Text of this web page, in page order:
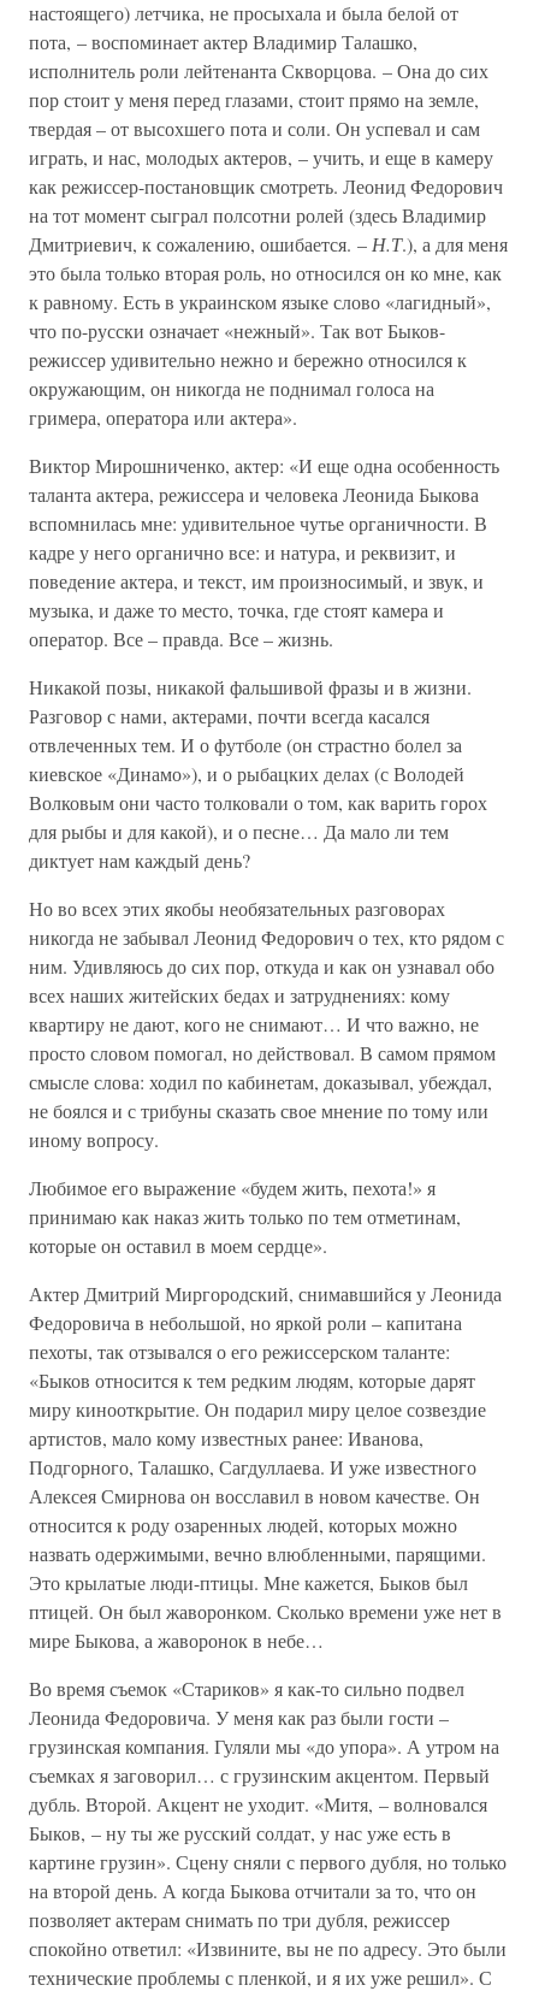
настоящего) летчика, не просыхала и была белой от
пота, – воспоминает актер Владимир Талашко,
исполнитель роли лейтенанта Скворцова. – Она до сих
пор стоит у меня перед глазами, стоит прямо на земле,
твердая – от высохшего пота и соли. Он успевал и сам
играть, и нас, молодых актеров, – учить, и еще в камеру
как режиссер-постановщик смотреть. Леонид Федорович
на тот момент сыграл полсотни ролей (здесь Владимир
Дмитриевич, к сожалению, ошибается. – Н.Т.), а для меня
это была только вторая роль, но относился он ко мне, как
к равному. Есть в украинском языке слово «лагидный»,
что по-русски означает «нежный». Так вот Быков-
режиссер удивительно нежно и бережно относился к
окружающим, он никогда не поднимал голоса на
гримера, оператора или актера».
Виктор Мирошниченко, актер: «И еще одна особенность
таланта актера, режиссера и человека Леонида Быкова
вспомнилась мне: удивительное чутье органичности. В
кадре у него органично все: и натура, и реквизит, и
поведение актера, и текст, им произносимый, и звук, и
музыка, и даже то место, точка, где стоят камера и
оператор. Все – правда. Все – жизнь.
Никакой позы, никакой фальшивой фразы и в жизни.
Разговор с нами, актерами, почти всегда касался
отвлеченных тем. И о футболе (он страстно болел за
киевское «Динамо»), и о рыбацких делах (с Володей
Волковым они часто толковали о том, как варить горох
для рыбы и для какой), и о песне… Да мало ли тем
диктует нам каждый день?
Но во всех этих якобы необязательных разговорах
никогда не забывал Леонид Федорович о тех, кто рядом с
ним. Удивляюсь до сих пор, откуда и как он узнавал обо
всех наших житейских бедах и затруднениях: кому
квартиру не дают, кого не снимают… И что важно, не
просто словом помогал, но действовал. В самом прямом
смысле слова: ходил по кабинетам, доказывал, убеждал,
не боялся и с трибуны сказать свое мнение по тому или
иному вопросу.
Любимое его выражение «будем жить, пехота!» я
принимаю как наказ жить только по тем отметинам,
которые он оставил в моем сердце».
Актер Дмитрий Миргородский, снимавшийся у Леонида
Федоровича в небольшой, но яркой роли – капитана
пехоты, так отзывался о его режиссерском таланте:
«Быков относится к тем редким людям, которые дарят
миру кинооткрытие. Он подарил миру целое созвездие
артистов, мало кому известных ранее: Иванова,
Подгорного, Талашко, Сагдуллаева. И уже известного
Алексея Смирнова он восславил в новом качестве. Он
относится к роду озаренных людей, которых можно
назвать одержимыми, вечно влюбленными, парящими.
Это крылатые люди-птицы. Мне кажется, Быков был
птицей. Он был жаворонком. Сколько времени уже нет в
мире Быкова, а жаворонок в небе…
Во время съемок «Стариков» я как-то сильно подвел
Леонида Федоровича. У меня как раз были гости –
грузинская компания. Гуляли мы «до упора». А утром на
съемках я заговорил… с грузинским акцентом. Первый
дубль. Второй. Акцент не уходит. «Митя, – волновался
Быков, – ну ты же русский солдат, у нас уже есть в
картине грузин». Сцену сняли с первого дубля, но только
на второй день. А когда Быкова отчитали за то, что он
позволяет актерам снимать по три дубля, режиссер
спокойно ответил: «Извините, вы не по адресу. Это были
технические проблемы с пленкой, и я их уже решил». С